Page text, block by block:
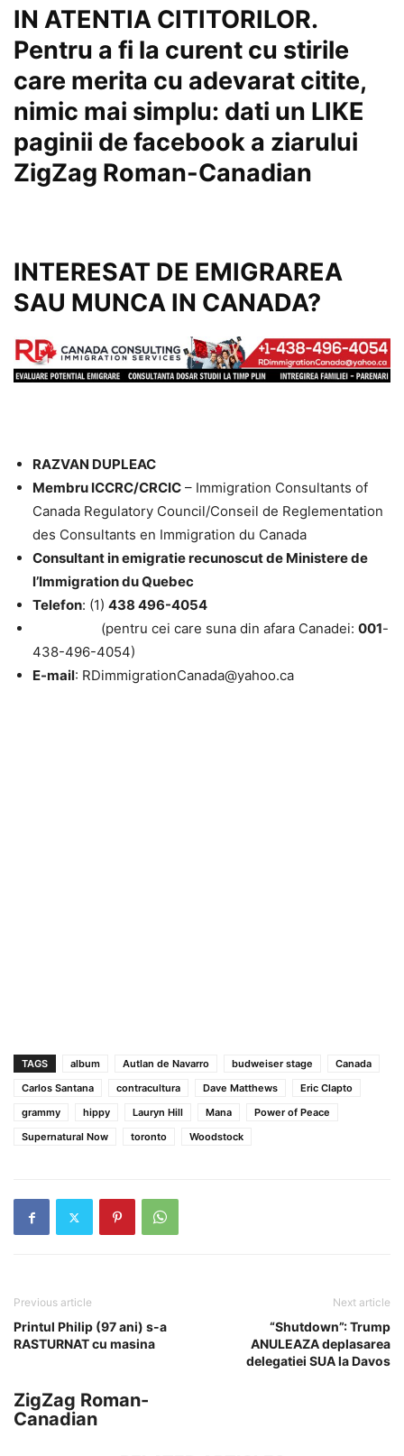
IN ATENTIA CITITORILOR.
Pentru a fi la curent cu stirile
care merita cu adevarat citite,
nimic mai simplu: dati un LIKE
paginii de facebook a ziarului
ZigZag Roman-Canadian
INTERESAT DE EMIGRAREA
SAU MUNCA IN CANADA?
RAZVAN DUPLEAC
Membru ICCRC/CRCIC – Immigration Consultants of
Canada Regulatory Council/Conseil de Reglementation
des Consultants en Immigration du Canada
Consultant in emigratie recunoscut de Ministere de
l’Immigration du Quebec
Telefon: (1) 438 496-4054
(pentru cei care suna din afara Canadei: 001-
438-496-4054)
E-mail: RDimmigrationCanada@yahoo.ca
TAGS album Autlan de Navarro budweiser stage
Canada
Carlos Santana
contracultura Dave Matthews
Eric Clapto
grammy
hippy Lauryn Hill Mana
Power of Peace
Supernatural Now
toronto Woodstock
Previous article
Printul Philip (97 ani) s-a
RASTURNAT cu masina
Next article
“Shutdown”: Trump
ANULEAZA deplasarea
delegatiei SUA la Davos
ZigZag Roman-
Canadian